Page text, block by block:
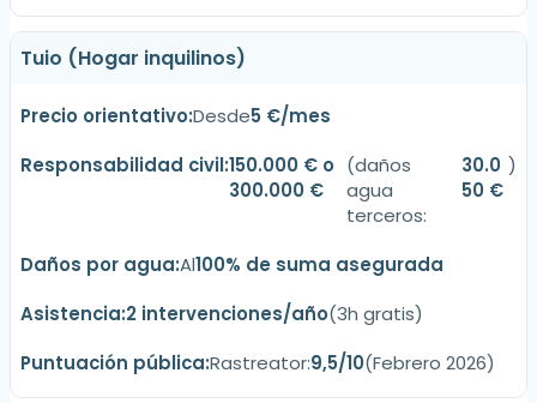
Tuio (Hogar inquilinos)
Desde5 €/mes
150.000 € o
300.000 €
(daños
agua
terceros:
30.0
50 €
)
Al100% de suma asegurada
2 intervenciones/año(3h gratis)
Rastreator:9,5/10(Febrero 2026)